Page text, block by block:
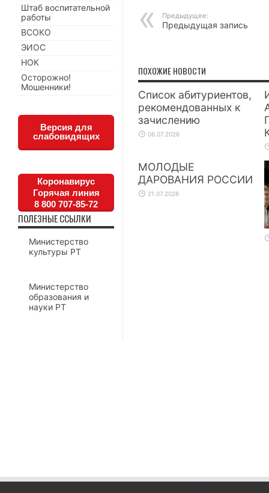
Предыдущее:
Предыдущая запись
ПОХОЖИЕ НОВОСТИ
Список абитуриентов,
рекомендованных к
зачислению
06.07.2026
МОЛОДЫЕ
ДАРОВАНИЯ РОССИИ
21.07.2026
Штаб воспитательной
работы
ВСОКО
ЭИОС
НОК
Осторожно!
Мошенники!
Версия для
слабовидящих
Коронавирус
Горячая линия
8 800 707-85-72
ПОЛЕЗНЫЕ ССЫЛКИ
Министерство
культуры РТ
Министерство
образования и
науки РТ